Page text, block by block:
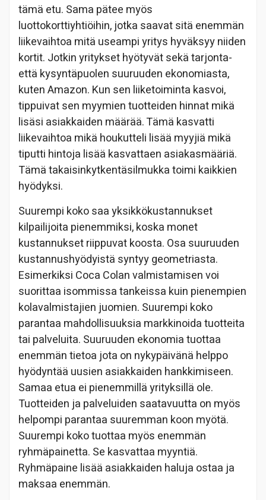
tämä etu. Sama pätee myös
luottokorttiyhtiöihin, jotka saavat sitä enemmän
liikevaihtoa mitä useampi yritys hyväksyy niiden
kortit. Jotkin yritykset hyötyvät sekä tarjonta-
että kysyntäpuolen suuruuden ekonomiasta,
kuten Amazon. Kun sen liiketoiminta kasvoi,
tippuivat sen myymien tuotteiden hinnat mikä
lisäsi asiakkaiden määrää. Tämä kasvatti
liikevaihtoa mikä houkutteli lisää myyjiä mikä
tiputti hintoja lisää kasvattaen asiakasmääriä.
Tämä takaisinkytkentäsilmukka toimi kaikkien
hyödyksi.
Suurempi koko saa yksikkökustannukset
kilpailijoita pienemmiksi, koska monet
kustannukset riippuvat koosta. Osa suuruuden
kustannushyödyistä syntyy geometriasta.
Esimerkiksi Coca Colan valmistamisen voi
suorittaa isommissa tankeissa kuin pienempien
kolavalmistajien juomien. Suurempi koko
parantaa mahdollisuuksia markkinoida tuotteita
tai palveluita. Suuruuden ekonomia tuottaa
enemmän tietoa jota on nykypäivänä helppo
hyödyntää uusien asiakkaiden hankkimiseen.
Samaa etua ei pienemmillä yrityksillä ole.
Tuotteiden ja palveluiden saatavuutta on myös
helpompi parantaa suuremman koon myötä.
Suurempi koko tuottaa myös enemmän
ryhmäpainetta. Se kasvattaa myyntiä.
Ryhmäpaine lisää asiakkaiden haluja ostaa ja
maksaa enemmän.